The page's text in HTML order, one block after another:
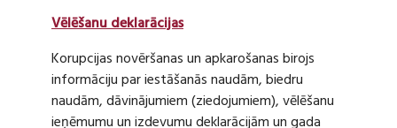
Vēlēšanu deklarācijas
Korupcijas novēršanas un apkarošanas birojs
informāciju par iestāšanās naudām, biedru
naudām, dāvinājumiem (ziedojumiem), vēlēšanu
ieņēmumu un izdevumu deklarācijām un gada